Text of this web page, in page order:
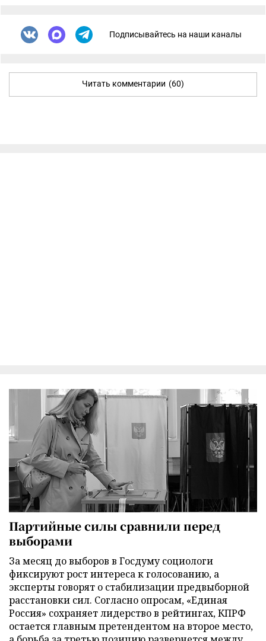
Подписывайтесь на наши каналы
Читать комментарии (60)
Партийные силы сравнили перед
выборами
За месяц до выборов в Госдуму социологи
фиксируют рост интереса к голосованию, а
эксперты говорят о стабилизации предвыборной
расстановки сил. Согласно опросам, «Единая
Россия» сохраняет лидерство в рейтингах, КПРФ
остается главным претендентом на второе место,